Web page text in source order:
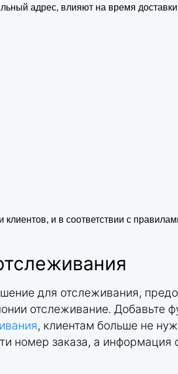
адрес, влияют на время
и в соответствии с
для отслеживания,
отслеживание. Добавьте
, клиентам больше не
номер заказа, а информация